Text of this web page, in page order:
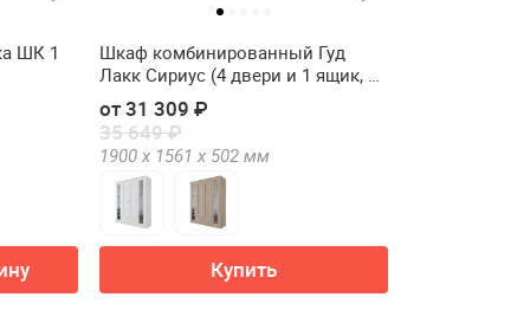
ШК 1
Шкаф комбинированный Гуд
Лакк Сириус (4 двери и 1 ящик, с
2 зеркалами)
от 31 309 ₽
35 649 ₽
1900 х 1561 х 502 мм
Купить